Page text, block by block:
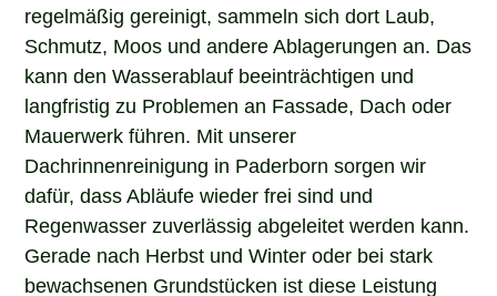
regelmäßig gereinigt, sammeln sich dort Laub,
Schmutz, Moos und andere Ablagerungen an. Das
kann den Wasserablauf beeinträchtigen und
langfristig zu Problemen an Fassade, Dach oder
Mauerwerk führen. Mit unserer
Dachrinnenreinigung in Paderborn sorgen wir
dafür, dass Abläufe wieder frei sind und
Regenwasser zuverlässig abgeleitet werden kann.
Gerade nach Herbst und Winter oder bei stark
bewachsenen Grundstücken ist diese Leistung